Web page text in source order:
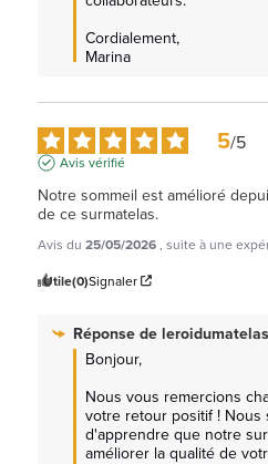
Cordialement,
Marina
5/5
Avis vérifié
Notre sommeil est amélioré
de ce surmatelas.
Avis du 25/05/2026, suite à une
Utile(0)Signaler
Réponse de
Bonjour,
Nous vous remercions
votre retour positif ! Nous
d'apprendre que notre
améliorer la qualité de